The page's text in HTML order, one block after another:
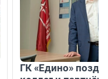
ГК «Едино»